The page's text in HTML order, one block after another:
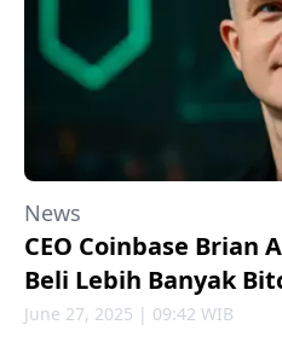
News
CEO Coinbase Brian
Beli Lebih Banyak
June 27, 2025 | 09:42 WIB